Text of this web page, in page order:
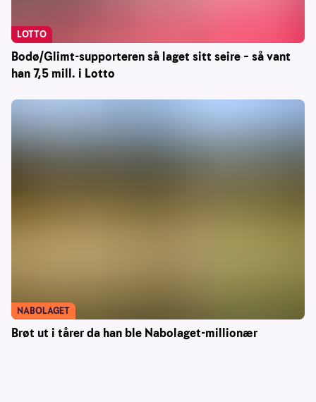
Bodø/Glimt-supporteren så laget sitt seire – så vant
han 7,5 mill. i Lotto
LOTTO
Brøt ut i tårer da han ble Nabolaget-millionær
NABOLAGET